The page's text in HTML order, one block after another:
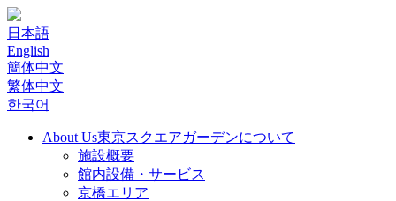
日本語
English
簡体中文
繁体中文
한국어
About Us東京スクエアガーデンについて
施設概要
館内設備・サービス
京橋エリア